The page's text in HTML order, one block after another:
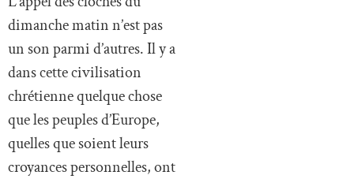
dimanche matin n’est pas
un son parmi d’autres. Il y a
dans cette civilisation
chrétienne quelque chose
que les peuples d’Europe,
quelles que soient leurs
croyances personnelles, ont